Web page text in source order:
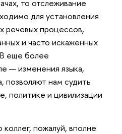
то отслеживание
для установления
речевых процессов,
и часто искаженных
еще более
— изменения языка,
позволяют нам судить
политике и цивилизации
пожалуй, вполне